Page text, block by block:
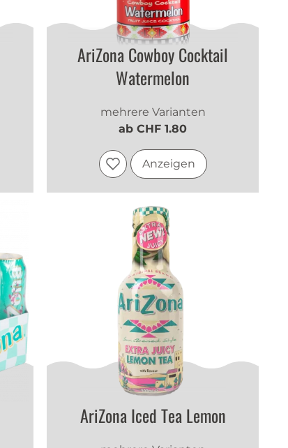
AriZona Cowboy Cocktail
Watermelon
mehrere Varianten
ab CHF 1.80
Anzeigen
AriZona Iced Tea Lemon